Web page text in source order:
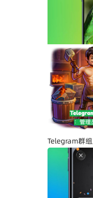
Telegram界
计、iOS
升
Telegram群
员交接与社区